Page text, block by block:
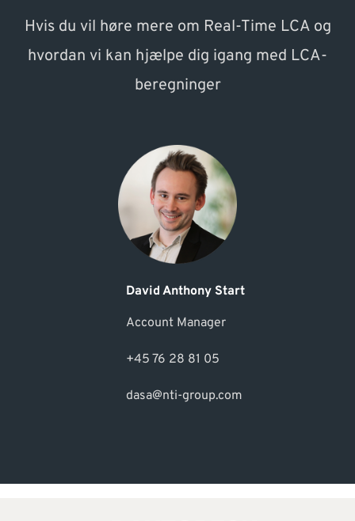
Hvis du vil høre mere om Real-Time LCA og
hvordan vi kan hjælpe dig igang med LCA-
beregninger
David Anthony Start
Account Manager
+45 76 28 81 05
dasa@nti-group.com